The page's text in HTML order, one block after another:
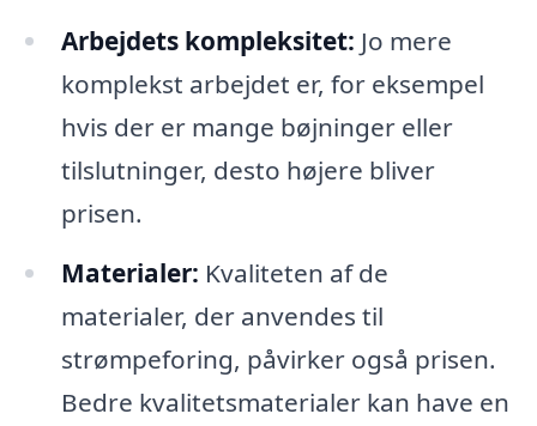
Arbejdets kompleksitet: Jo mere
komplekst arbejdet er, for eksempel
hvis der er mange bøjninger eller
tilslutninger, desto højere bliver
prisen.
Materialer: Kvaliteten af de
materialer, der anvendes til
strømpeforing, påvirker også prisen.
Bedre kvalitetsmaterialer kan have en